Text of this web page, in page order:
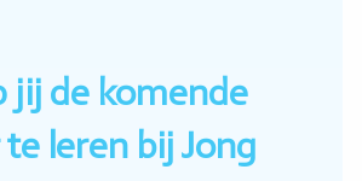
jij de komende
leren bij Jong